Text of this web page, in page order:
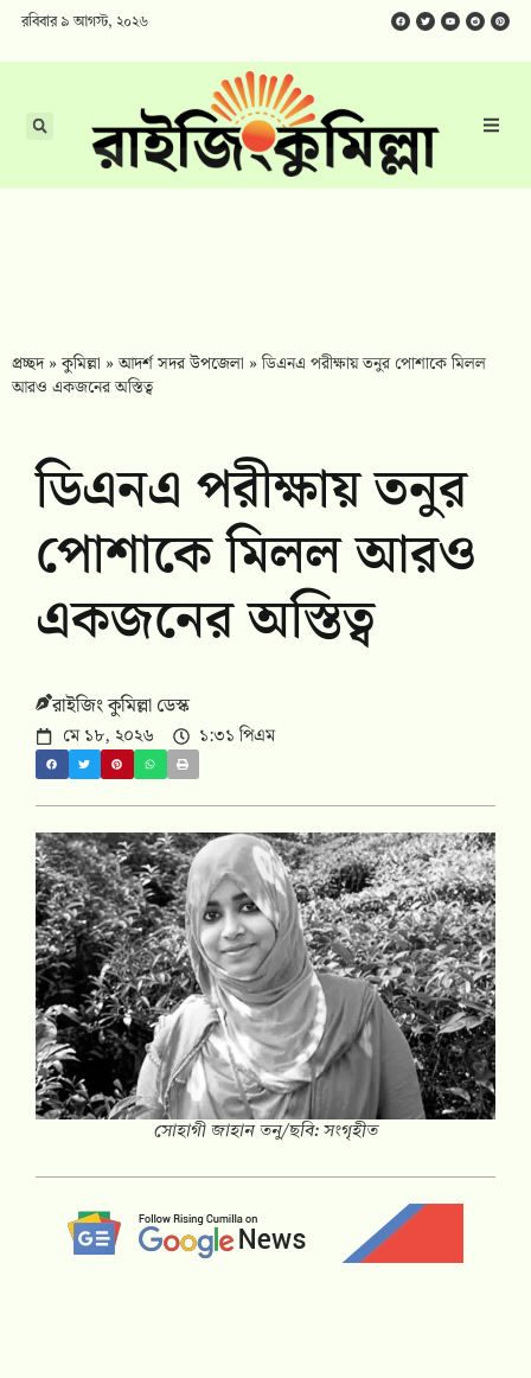
রবিবার ৯ আগস্ট, ২০২৬
প্রচ্ছদ»কুমিল্লা »আদর্শ সদর উপজেলা »ডিএনএ পরীক্ষায় তনুর পোশাকে মিলল
আরও একজনের অস্তিত্ব
ডিএনএ পরীক্ষায় তনুর
পোশাকে মিলল আরও
একজনের অস্তিত্ব
রাইজিং কুমিল্লা ডেস্ক
মে ১৮, ২০২৬ ১:৩১ পিএম
সোহাগী জাহান তনু/ছবি: সংগৃহীত